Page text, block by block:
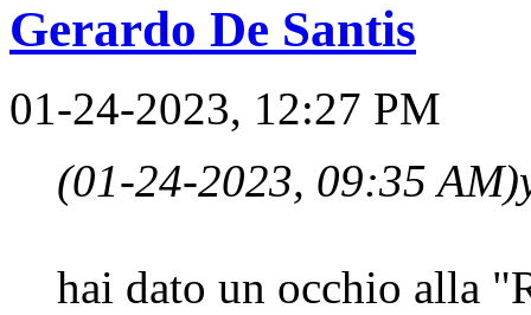
Gerardo De Santis
01-24-2023, 12:27 PM
(01-24-2023, 09:35 AM)
hai dato un occhio alla